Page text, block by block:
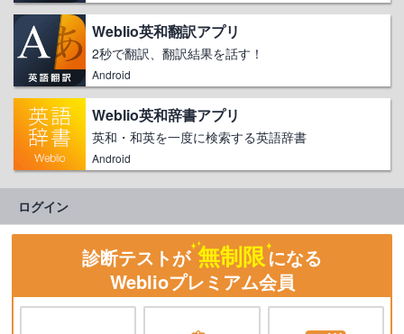
Weblio英和翻訳アプリ
2秒で翻訳、翻訳結果を話す！
Android
Weblio英和辞書アプリ
英和・和英を一度に検索する英語辞書
Android
ログイン
診断テストが 無制限になる
Weblioプレミアム会員